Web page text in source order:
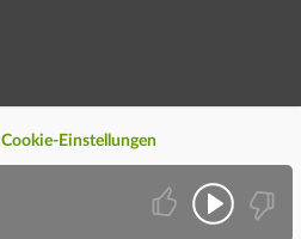
Cookie-Einstellungen